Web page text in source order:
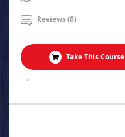
Reviews (0)
Take This Course
.